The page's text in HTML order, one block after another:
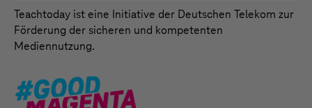
Teachtoday ist eine Initiative der Deutschen Telekom zur
Förderung der sicheren und kompetenten
Mediennutzung.